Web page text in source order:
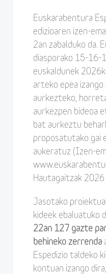
Euskarabentura
edizioaren izen-
2an zabalduko da.
diasporako 15-16-
euskaldunek
arteko epea
aurkezteko,
aurkezpen bideoa
bat aurkeztu
proposatutako gai
aukeratuz (Izen-
Hautagaitzak 2026
Jasotako
kideek ebaluatuko
22an 127 gazte
behineko zerrenda
Espedizio taldeko
kontuan izango